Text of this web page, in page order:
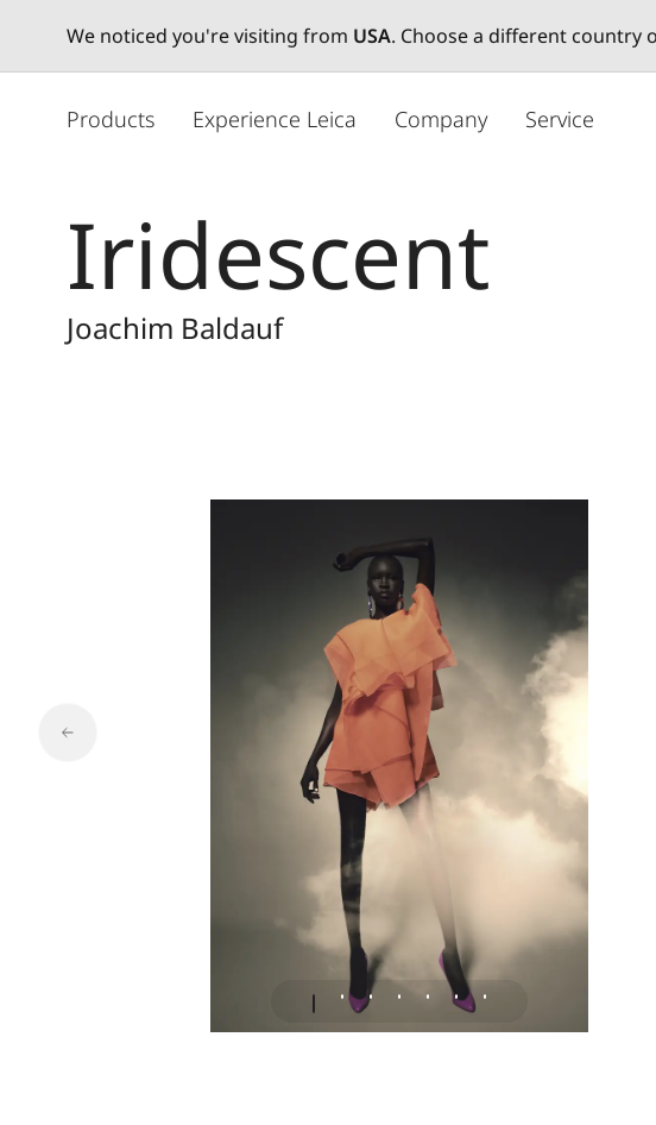
We noticed you're visiting from USA. Choose a different country
Products Experience Leica Company Service
Iridescent
Joachim Baldauf